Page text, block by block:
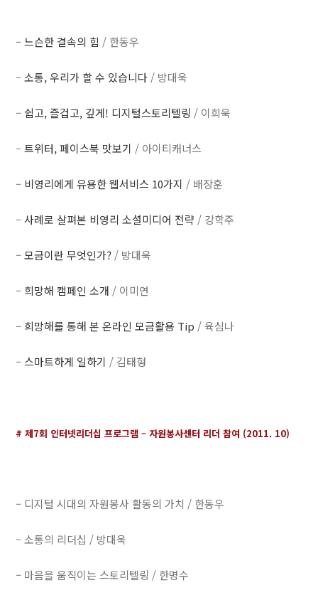
–느슨한 결속의 힘 / 한동우
–소통, 우리가 할 수 있습니다 / 방대욱
– 쉽고, 즐겁고, 깊게! 디지털스토리텔링 / 이희욱
–트위터, 페이스북 맛보기 / 아이티캐너스
– 비영리에게 유용한 웹서비스 10가지 / 배장훈
–사례로 살펴본 비영리 소셜미디어 전략 / 강학주
–모금이란 무엇인가? / 방대욱
– 희망해 캠페인 소개 / 이미연
– 희망해를 통해 본 온라인 모금활용 Tip / 육심나
–스마트하게 일하기 / 김태형
# 제7회 인터넷리더십 프로그램 – 자원봉사센터 리더 참여 (2011. 10)
– 디지털 시대의 자원봉사 활동의 가치 / 한동우
– 소통의 리더십 / 방대욱
– 마음을 움직이는 스토리텔링 / 한명수